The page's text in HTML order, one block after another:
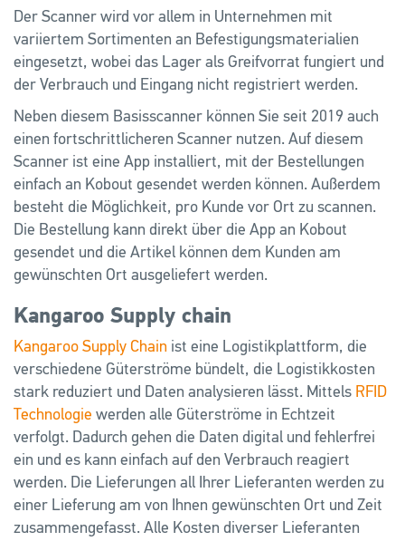
Der Scanner wird vor allem in Unternehmen mit
variiertem Sortimenten an Befestigungsmaterialien
eingesetzt, wobei das Lager als Greifvorrat fungiert und
der Verbrauch und Eingang nicht registriert werden.
Neben diesem Basisscanner können Sie seit 2019 auch
einen fortschrittlicheren Scanner nutzen. Auf diesem
Scanner ist eine App installiert, mit der Bestellungen
einfach an Kobout gesendet werden können. Außerdem
besteht die Möglichkeit, pro Kunde vor Ort zu scannen.
Die Bestellung kann direkt über die App an Kobout
gesendet und die Artikel können dem Kunden am
gewünschten Ort ausgeliefert werden.
Kangaroo Supply chain
Kangaroo Supply Chain ist eine Logistikplattform, die
verschiedene Güterströme bündelt, die Logistikkosten
stark reduziert und Daten analysieren lässt. Mittels RFID
Technologie werden alle Güterströme in Echtzeit
verfolgt. Dadurch gehen die Daten digital und fehlerfrei
ein und es kann einfach auf den Verbrauch reagiert
werden. Die Lieferungen all Ihrer Lieferanten werden zu
einer Lieferung am von Ihnen gewünschten Ort und Zeit
zusammengefasst. Alle Kosten diverser Lieferanten